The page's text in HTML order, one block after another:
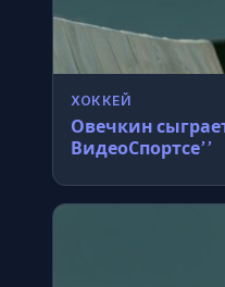
ХОККЕЙ
Овечкин
ВидеоСпортсе’’